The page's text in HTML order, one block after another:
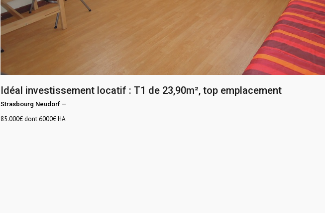
Idéal investissement locatif : T1 de 23,90m², top emplacement
Strasbourg Neudorf –
85.000€ dont 6000€ HA